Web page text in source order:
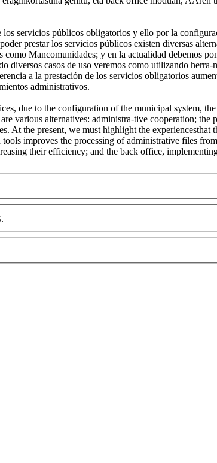
servicios públicos obligatorios y ello por la
prestar los servicios públicos existen diversas
Mancomunidades; y en la actualidad debemos
casos de uso veremos como utilizando herra-
a la prestación de los servicios obligatorios
administrativos.
due to the configuration of the municipal system,
various alternatives: administra-tive cooperation;
At the present, we must highlight the
improves the processing of administrative files
their efficiency; and the back office,